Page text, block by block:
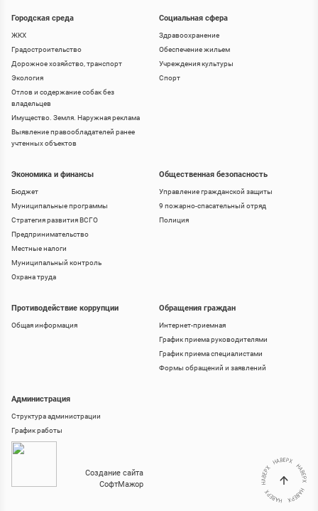
Городская среда
ЖКХ
Градостроительство
Дорожное хозяйство, транспорт
Экология
Отлов и содержание собак без
владельцев
Имущество. Земля. Наружная реклама
Выявление правообладателей ранее
учтенных объектов
Социальная сфера
Здравоохранение
Обеспечение жильем
Учреждения культуры
Спорт
Экономика и финансы
Бюджет
Муниципальные программы
Стратегия развития ВСГО
Предпринимательство
Местные налоги
Муниципальный контроль
Охрана труда
Общественная безопасность
Управление гражданской защиты
9 пожарно-спасательный отряд
Полиция
Противодействие коррупции
Общая информация
Обращения граждан
Интернет-приемная
График приема руководителями
График приема специалистами
Формы обращений и заявлений
Администрация
Структура администрации
График работы
Создание сайта
СофтМажор